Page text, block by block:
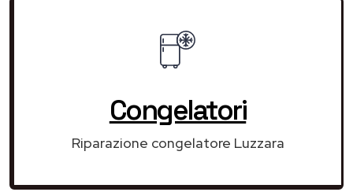
Congelatori
Riparazione congelatore Luzzara